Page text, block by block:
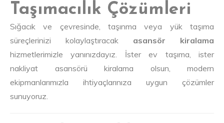
Taşımacılık Çözümleri
Sığacık ve çevresinde, taşınma veya yük taşıma
süreçlerinizi kolaylaştıracak asansör kiralama
hizmetlerimizle yanınızdayız. İster ev taşıma, ister
nakliyat asansörü kiralama olsun, modern
ekipmanlarımızla ihtiyaçlarınıza uygun çözümler
sunuyoruz.